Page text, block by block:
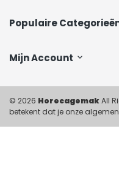
Populaire
Mijn Account
© 2026 HorecagemakAll
betekent dat je onze